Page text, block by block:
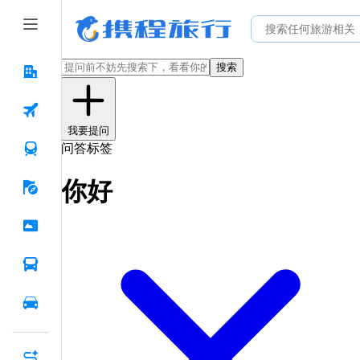
搜索
我要提问
问答标签
你好